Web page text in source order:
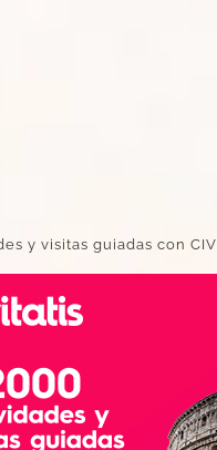
y visitas guiadas con